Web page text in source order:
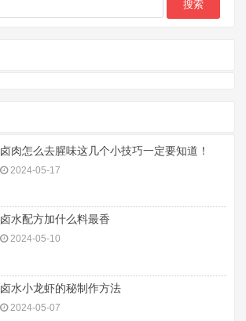
卤肉怎么去腥味这几个小技巧一定要知道！
2024-05-17
卤水配方加什么料最香
2024-05-10
卤水小龙虾的秘制作方法
2024-05-07